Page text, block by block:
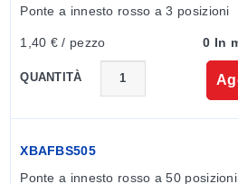
Ponte a innesto rosso a 3 posizioni
1,40 € / pezzo 0 In
QUANTITÀ
XBAFBS505
Ponte a innesto rosso a 50 posizioni